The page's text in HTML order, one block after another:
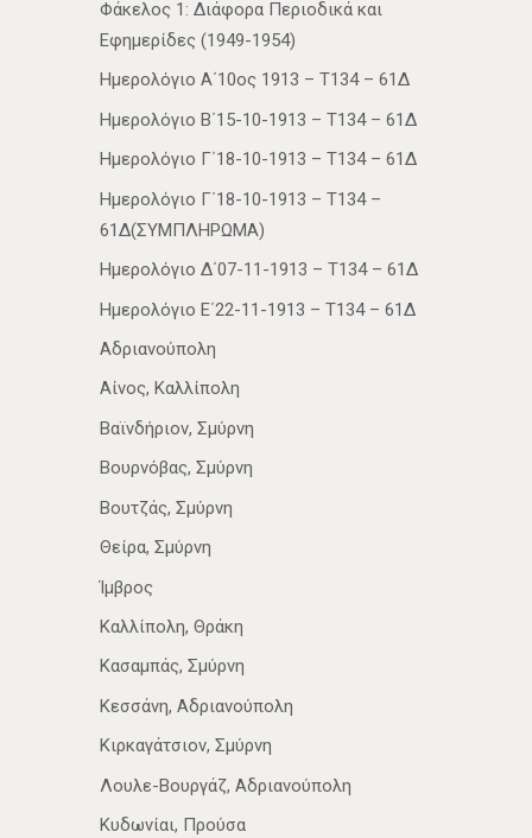
Φάκελος 1: Διάφορα Περιοδικά και
Εφημερίδες (1949-1954)
Ημερολόγιο Α΄10ος 1913 – Τ134 – 61Δ
Ημερολόγιο Β΄15-10-1913 – Τ134 – 61Δ
Ημερολόγιο Γ΄18-10-1913 – Τ134 – 61Δ
Ημερολόγιο Γ΄18-10-1913 – Τ134 –
61Δ(ΣΥΜΠΛΗΡΩΜΑ)
Ημερολόγιο Δ΄07-11-1913 – Τ134 – 61Δ
Ημερολόγιο Ε΄22-11-1913 – Τ134 – 61Δ
Αδριανούπολη
Αίνος, Καλλίπολη
Βαϊνδήριον, Σμύρνη
Βουρνόβας, Σμύρνη
Βουτζάς, Σμύρνη
Θείρα, Σμύρνη
Ίμβρος
Καλλίπολη, Θράκη
Κασαμπάς, Σμύρνη
Κεσσάνη, Αδριανούπολη
Κιρκαγάτσιον, Σμύρνη
Λουλε-Βουργάζ, Αδριανούπολη
Κυδωνίαι, Προύσα